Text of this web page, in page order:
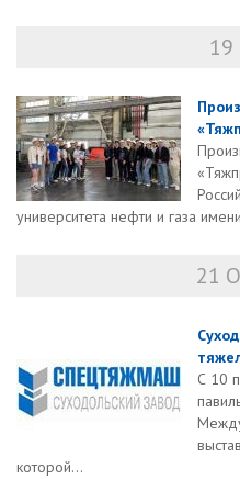
университета нефти и газа
21
С 10
которой...